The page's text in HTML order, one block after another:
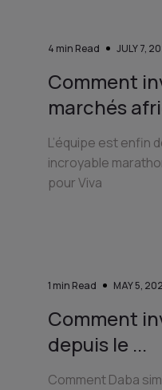
4 min Read JULY 7,
Comment
marchés
L’équipe est enfin
incroyable
pour Viva
1 min Read MAY 5,
Comment
depuis le ...
Comment Daba